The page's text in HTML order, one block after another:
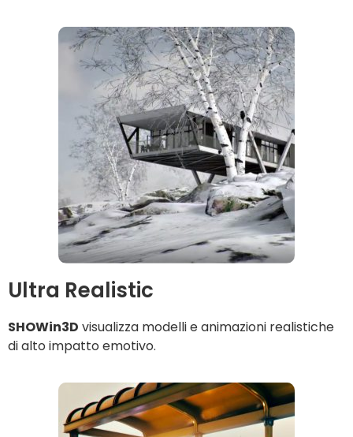
Ultra Realistic
SHOWin3D visualizza modelli e animazioni realistiche
di alto impatto emotivo.